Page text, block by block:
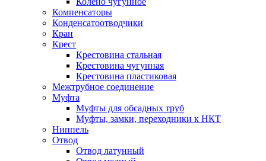
Компенсаторы
Конденсатоотводчики
Кран
Крест
Крестовина стальная
Крестовина чугунная
Крестовина пластиковая
Межтрубное соединение
Муфта
Муфты для обсадных труб
Муфты, замки, переходники к НКТ
Ниппель
Отвод
Отвод латунный